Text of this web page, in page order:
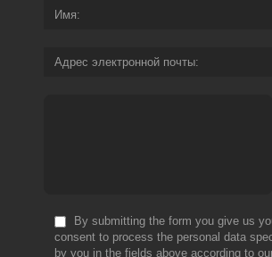
Имя
Адрес электронной почты
By submitting the form you give us
consent to process the personal data
by you in the fields above according to